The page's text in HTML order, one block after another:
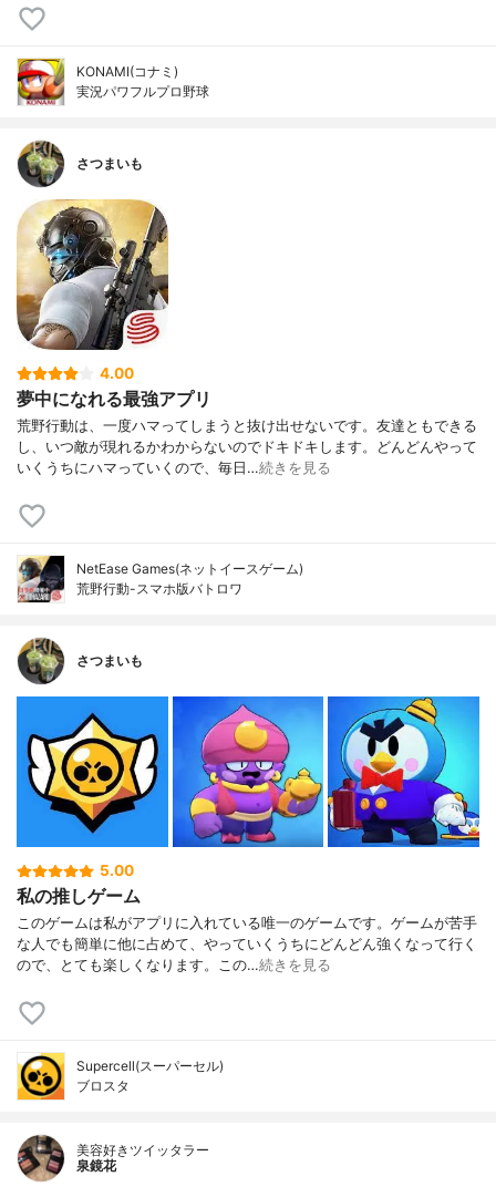
KONAMI(コナミ)
実況パワフルプロ野球
さつまいも
4.00
夢中になれる最強アプリ
荒野行動は、一度ハマってしまうと抜け出せないです。友達ともできる
し、いつ敵が現れるかわからないのでドキドキします。どんどんやって
いくうちにハマっていくので、毎日…続きを見る
NetEase Games(ネットイースゲーム)
荒野行動-スマホ版バトロワ
さつまいも
5.00
私の推しゲーム
このゲームは私がアプリに入れている唯一のゲームです。ゲームが苦手
な人でも簡単に他に占めて、やっていくうちにどんどん強くなって行く
ので、とても楽しくなります。この…続きを見る
Supercell(スーパーセル)
ブロスタ
美容好きツイッタラー
泉鏡花